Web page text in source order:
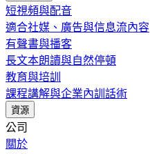
短視頻與配音
適合社媒、廣告與信息流內容
有聲書與播客
長文本朗讀與自然停頓
教育與培訓
課程講解與企業內訓話術
資源
公司
關於